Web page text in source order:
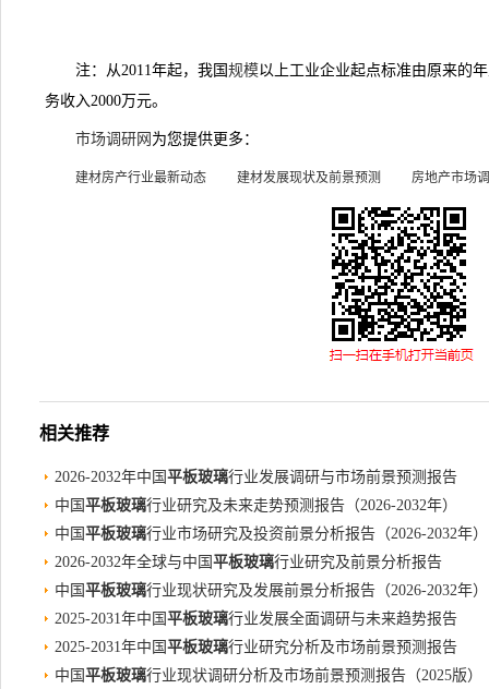
注：从2011年起，我国 规模以上工业企业起点标准由原来的
务收入2000万元。
市场调研网 为您提供更多：
建材房产行业最新动态 建材发展现状及前景预测 房地产市场
相关推荐
2026-2032年中国 平板玻璃行业发展调研与市场前景预测报告
中国 平板玻璃行业研究及未来走势预测报告（2026-2032年）
中国 平板玻璃行业市场研究及投资前景分析报告（2026-2032年）
2026-2032年全球与中国 平板玻璃行业研究及前景分析报告
中国 平板玻璃行业现状研究及发展前景分析报告（2026-2032年）
2025-2031年中国 平板玻璃行业发展全面调研与未来趋势报告
2025-2031年中国 平板玻璃行业研究分析及市场前景预测报告
中国 平板玻璃行业现状调研分析及市场前景预测报告（2025版）